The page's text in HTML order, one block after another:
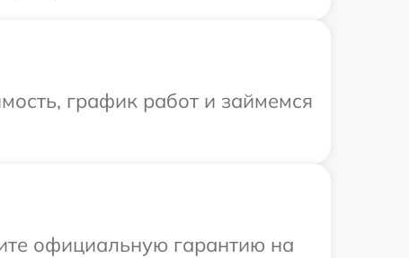
график работ и займемся
официальную гарантию на